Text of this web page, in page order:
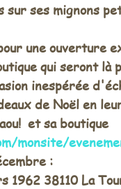
sur ses mignons
une ouverture
qui seront là
inespérée
de Noël en
et sa boutique
monsite/
:
1962 38110 La